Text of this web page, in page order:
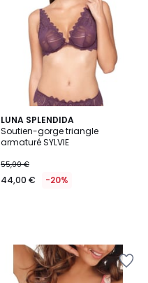
LUNA SPLENDIDA
Soutien-gorge triangle
armaturé SYLVIE
55,00 €
44,00 € -20%